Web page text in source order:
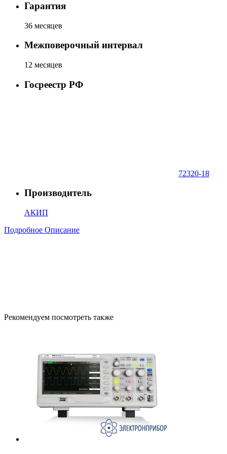
Гарантия
36 месяцев
Межповерочный интервал
12 месяцев
Госреестр РФ
72320-18
Производитель
АКИП
Подробное Описание
Рекомендуем посмотреть также